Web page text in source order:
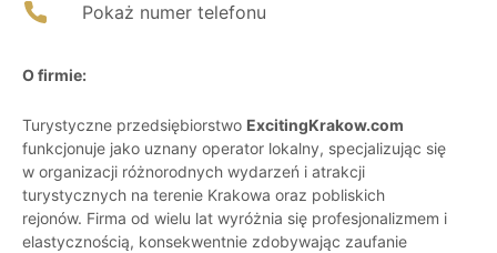
Pokaż numer telefonu
O firmie:
Turystyczne przedsiębiorstwo ExcitingKrakow.com
funkcjonuje jako uznany operator lokalny, specjalizując się
w organizacji różnorodnych wydarzeń i atrakcji
turystycznych na terenie Krakowa oraz pobliskich
rejonów. Firma od wielu lat wyróżnia się profesjonalizmem i
elastycznością, konsekwentnie zdobywając zaufanie